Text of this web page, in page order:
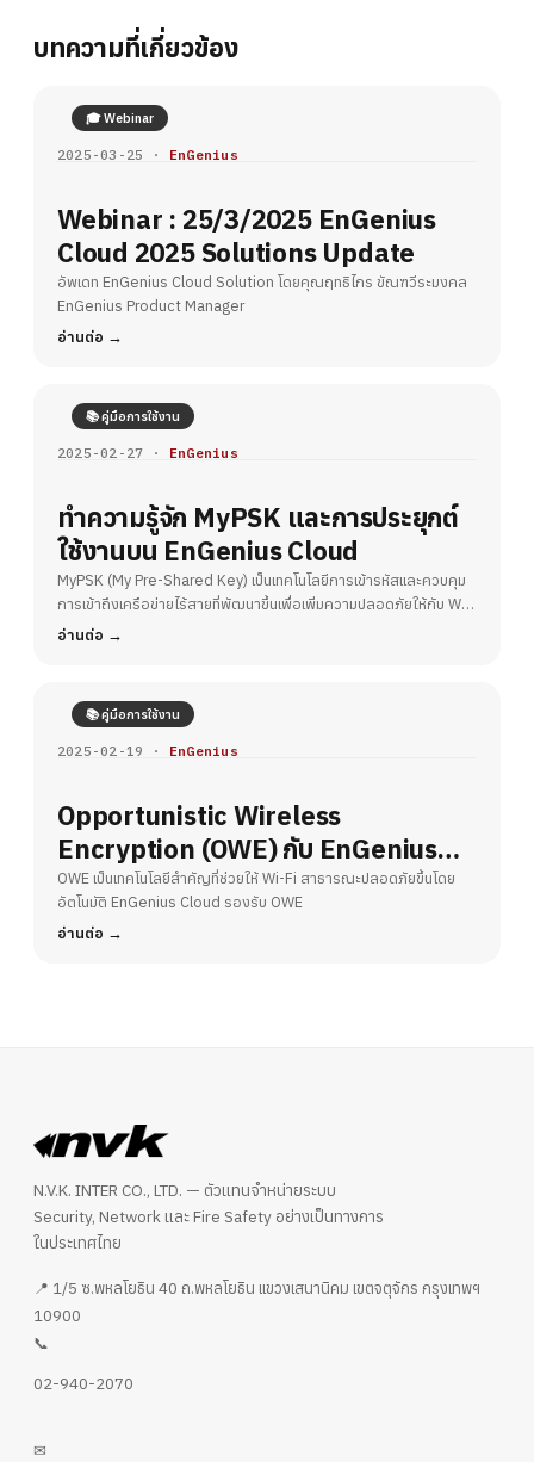
บทความที่เกี่ยวข้อง
🎓 Webinar
2025-03-25 · EnGenius
Webinar : 25/3/2025 EnGenius
Cloud 2025 Solutions Update
อัพเดท EnGenius Cloud Solution โดยคุณฤทธิไกร ขัณฑวีระมงคล
EnGenius Product Manager
อ่านต่อ
📚 คู่มือการใช้งาน
2025-02-27 · EnGenius
ทำความรู้จัก MyPSK และการประยุกต์
ใช้งานบน EnGenius Cloud
MyPSK (My Pre-Shared Key) เป็นเทคโนโลยีการเข้ารหัสและควบคุม
การเข้าถึงเครือข่ายไร้สายที่พัฒนาขึ้นเพื่อเพิ่มความปลอดภัยให้กับ Wi-
Fi
อ่านต่อ
📚 คู่มือการใช้งาน
2025-02-19 · EnGenius
Opportunistic Wireless
Encryption (OWE) กับ EnGenius
Cloud – ยกระดับความปลอดภัย Wi-Fi
สาธารณะ
OWE เป็นเทคโนโลยีสำคัญที่ช่วยให้ Wi-Fi สาธารณะปลอดภัยขึ้นโดย
อัตโนมัติ EnGenius Cloud รองรับ OWE
อ่านต่อ
N.V.K. INTER CO., LTD. — ตัวแทนจำหน่ายระบบ
Security, Network และ Fire Safety อย่างเป็นทางการ
ในประเทศไทย
📍 1/5 ซ.พหลโยธิน 40 ถ.พหลโยธิน แขวงเสนานิคม เขตจตุจักร กรุงเทพฯ
10900
📞
02-940-2070
✉